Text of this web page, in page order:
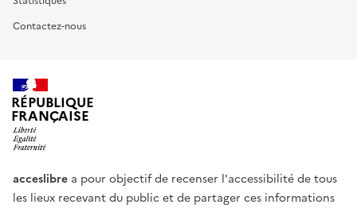
Contactez-nous
RÉPUBLIQUE
FRANÇAISE
acceslibre a pour objectif de recenser l'accessibilité de tous
les lieux recevant du public et de partager ces informations